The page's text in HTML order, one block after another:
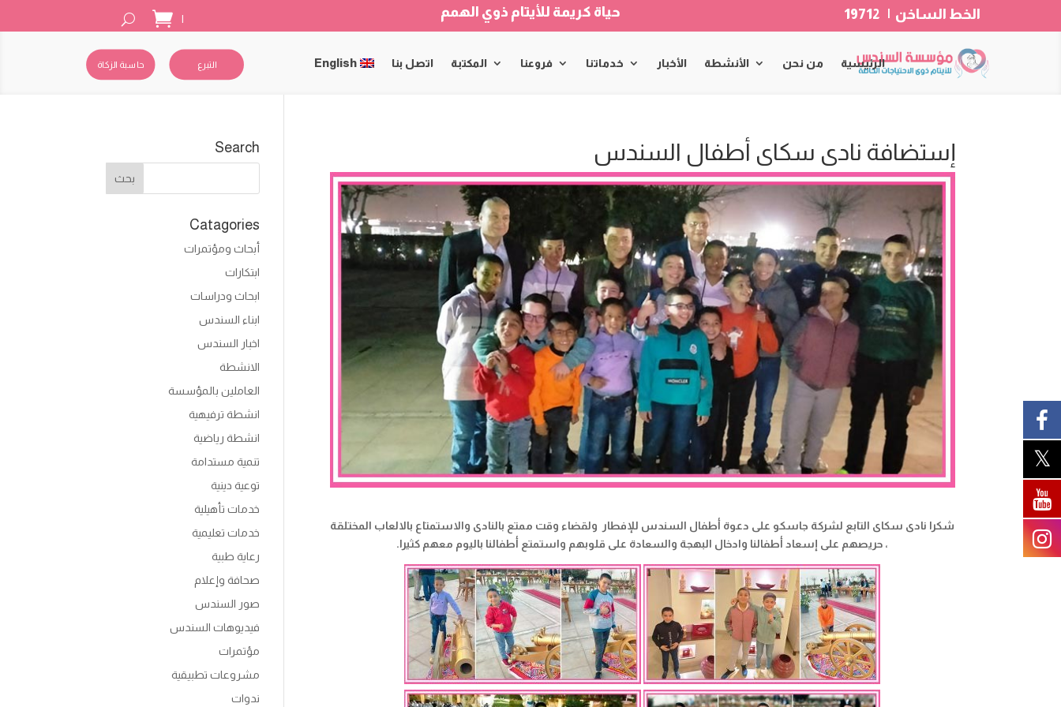
| حياة كريمة للأيتام ذوي الهمم الخط الساخن | 19712
التبرع حاسبة الزكاة الرئيسية من نحن الأنشطة الأخبار خدماتنا فروعنا المكتبة اتصل بنا English
إستضافة نادى سكاى أطفال السندس
شكرا نادى سكاى التابع لشركة جاسكو على دعوة أطفال السندس للإفطار ولقضاء وقت ممتع بالنادى والاستمتاع بالالعاب المختلقة
، حريصهم على إسعاد أطفالنا وادخال البهجة والسعادة على قلوبهم واستمتع أطفالنا باليوم معهم كثيرا.
Search
Catagories
أبحاث ومؤتمرات
ابتكارات
ابحاث ودراسات
ابناء السندس
اخبار السندس
الانشطة
العاملين بالمؤسسة
انشطة ترفيهية
انشطة رياضية
تنمية مستدامة
توعية دينية
خدمات تأهيلية
خدمات تعليمية
رعاية طبية
صحافة وإعلام
صور السندس
فيديوهات السندس
مؤتمرات
مشروعات تطبيقية
ندوات